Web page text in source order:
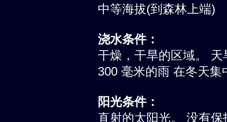
中等海拔(到森林上端)
浇水条件：
干燥，干旱的区域。
300 毫米的雨 在冬天集
阳光条件：
直射的太阳光。 没有